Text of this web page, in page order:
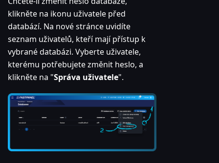
klikněte na ikonu uživatele před
databází. Na nové stránce uvidíte
seznam uživatelů, kteří mají přístup k
vybrané databázi. Vyberte uživatele,
kterému potřebujete změnit heslo, a
klikněte na "Správa uživatele".